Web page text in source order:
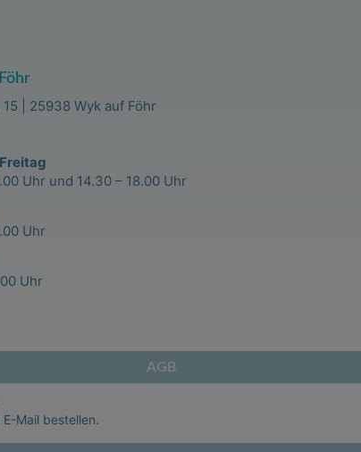
15 | 25938 Wyk auf Föhr
Uhr und 14.30 – 18.00 Uhr
Uhr
Uhr
AGB
E-Mail bestellen.